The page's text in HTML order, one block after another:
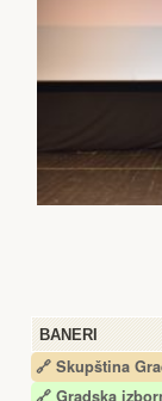
BANERI
🔗 Skupština
🔗 Gradska